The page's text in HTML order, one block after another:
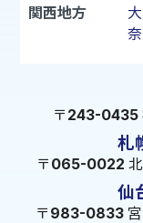
関西地方
〒243-0435
札
〒065-0022 北
仙
〒983-0833 宮